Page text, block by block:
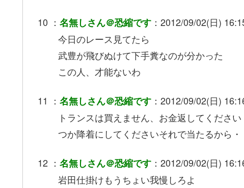
10 ： 名無しさん＠恐縮です ：2012/09/02(日)
今日のレース見てたら
武豊が飛びぬけて下手糞なのが分かった
この人、才能ないわ
11 ： 名無しさん＠恐縮です ：2012/09/02(日)
トランスは買えません、お金返してください
つか降着にしてくださいそれで当たるから・
12 ： 名無しさん＠恐縮です ：2012/09/02(日)
岩田仕掛けもうちょい我慢しろよ